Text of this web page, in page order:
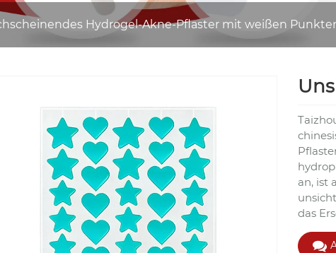
Hydrogel-Akne-Pflaster mit weißen
an, ist
das